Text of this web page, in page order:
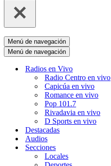
Menú de navegación
Menú de navegación
Radios en Vivo
Radio Centro en vivo
Capicúa en vivo
Romance en vivo
Pop 101.7
Rivadavia en vivo
D Sports en vivo
Destacadas
Audios
Secciones
Locales